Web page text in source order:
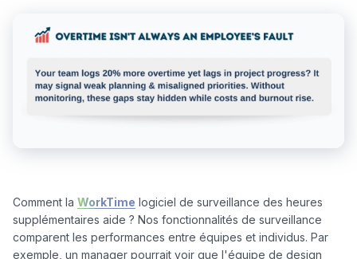
Comment la WorkTime logiciel de surveillance des heures
supplémentaires aide ? Nos fonctionnalités de surveillance
comparent les performances entre équipes et individus. Par
exemple, un manager pourrait voir que l'équipe de design